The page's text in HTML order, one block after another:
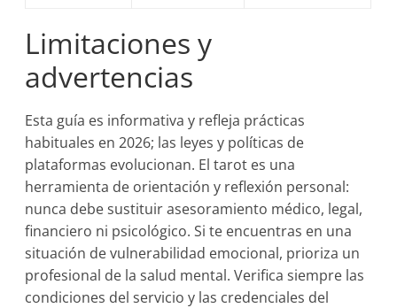
Limitaciones y
advertencias
Esta guía es informativa y refleja prácticas
habituales en 2026; las leyes y políticas de
plataformas evolucionan. El tarot es una
herramienta de orientación y reflexión personal:
nunca debe sustituir asesoramiento médico, legal,
financiero ni psicológico. Si te encuentras en una
situación de vulnerabilidad emocional, prioriza un
profesional de la salud mental. Verifica siempre las
condiciones del servicio y las credenciales del